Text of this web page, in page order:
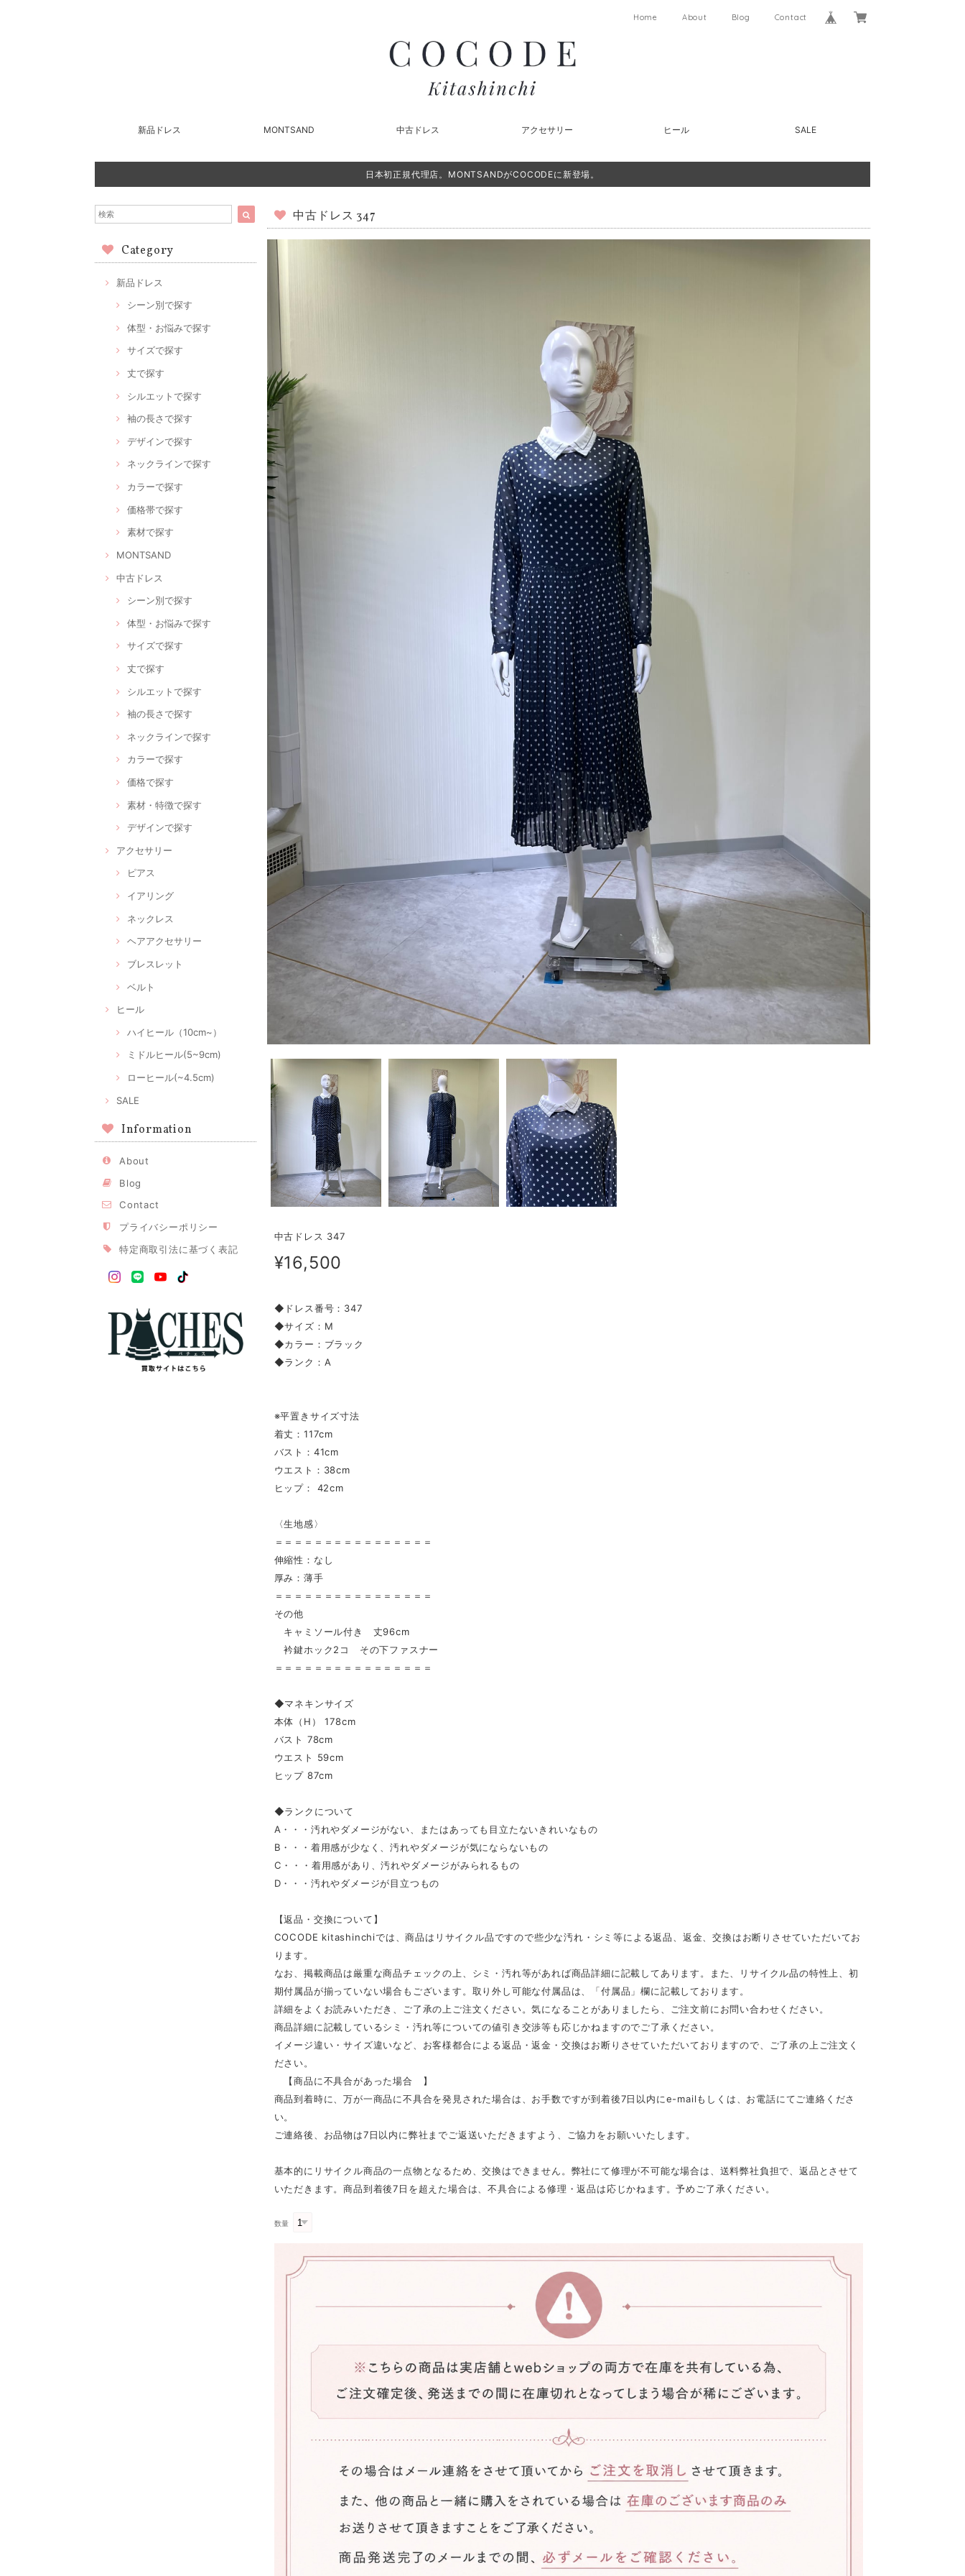
Home About Blog Contact
新品ドレス MONTSAND 中古ドレス アクセサリー ヒール SALE
日本初正規代理店。MONTSANDがCOCODEに新登場。
Category
新品ドレス
シーン別で探す
体型・お悩みで探す
サイズで探す
丈で探す
シルエットで探す
袖の長さで探す
デザインで探す
ネックラインで探す
カラーで探す
価格帯で探す
素材で探す
MONTSAND
中古ドレス
シーン別で探す
体型・お悩みで探す
サイズで探す
丈で探す
シルエットで探す
袖の長さで探す
ネックラインで探す
カラーで探す
価格で探す
素材・特徴で探す
デザインで探す
アクセサリー
ピアス
イアリング
ネックレス
ヘアアクセサリー
ブレスレット
ベルト
ヒール
ハイヒール（10cm~）
ミドルヒール(5~9cm)
ローヒール(~4.5cm)
SALE
Information
About
Blog
Contact
プライバシーポリシー
特定商取引法に基づく表記
中古ドレス 347
中古ドレス 347
¥16,500
◆ドレス番号：347
◆サイズ：M
◆カラー：ブラック
◆ランク：A
※平置きサイズ寸法
着丈：117cm
バスト：41cm
ウエスト：38cm
ヒップ： 42cm
〈生地感〉
＝＝＝＝＝＝＝＝＝＝＝＝＝＝＝＝
伸縮性：なし
厚み：薄手
＝＝＝＝＝＝＝＝＝＝＝＝＝＝＝＝
その他
キャミソール付き 丈96cm
衿鍵ホック2コ その下ファスナー
＝＝＝＝＝＝＝＝＝＝＝＝＝＝＝＝
◆マネキンサイズ
本体（H） 178cm
バスト 78cm
ウエスト 59cm
ヒップ 87cm
◆ランクについて
A・・・汚れやダメージがない、またはあっても目立たないきれいなもの
B・・・着用感が少なく、汚れやダメージが気にならないもの
C・・・着用感があり、汚れやダメージがみられるもの
D・・・汚れやダメージが目立つもの
【返品・交換について】
COCODE kitashinchiでは、商品はリサイクル品ですので些少な汚れ・シミ等による返品、返金、交換はお断りさせていただいてお
ります。
なお、掲載商品は厳重な商品チェックの上、シミ・汚れ等があれば商品詳細に記載してあります。また、リサイクル品の特性上、初
期付属品が揃っていない場合もございます。取り外し可能な付属品は、「付属品」欄に記載しております。
詳細をよくお読みいただき、ご了承の上ご注文ください。気になることがありましたら、ご注文前にお問い合わせください。
商品詳細に記載しているシミ・汚れ等についての値引き交渉等も応じかねますのでご了承ください。
イメージ違い・サイズ違いなど、お客様都合による返品・返金・交換はお断りさせていただいておりますので、ご了承の上ご注文く
ださい。
【商品に不具合があった場合 】
商品到着時に、万が一商品に不具合を発見された場合は、お手数ですが到着後7日以内にe-mailもしくは、お電話にてご連絡くださ
い。
ご連絡後、お品物は7日以内に弊社までご返送いただきますよう、ご協力をお願いいたします。
基本的にリサイクル商品の一点物となるため、交換はできません。弊社にて修理が不可能な場合は、送料弊社負担で、返品とさせて
いただきます。商品到着後7日を超えた場合は、不具合による修理・返品は応じかねます。予めご了承ください。
数量